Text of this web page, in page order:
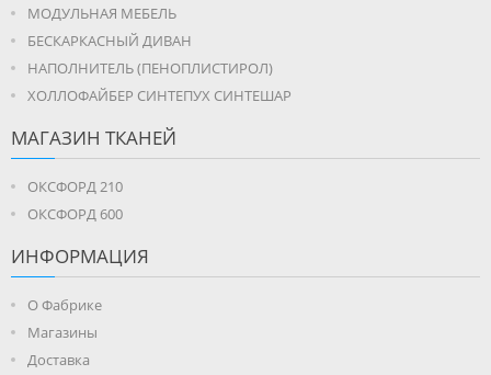
МОДУЛЬНАЯ МЕБЕЛЬ
БЕСКАРКАСНЫЙ ДИВАН
НАПОЛНИТЕЛЬ (ПЕНОПЛИСТИРОЛ)
ХОЛЛОФАЙБЕР СИНТЕПУХ СИНТЕШАР
МАГАЗИН ТКАНЕЙ
ОКСФОРД 210
ОКСФОРД 600
ИНФОРМАЦИЯ
О Фабрике
Магазины
Доставка